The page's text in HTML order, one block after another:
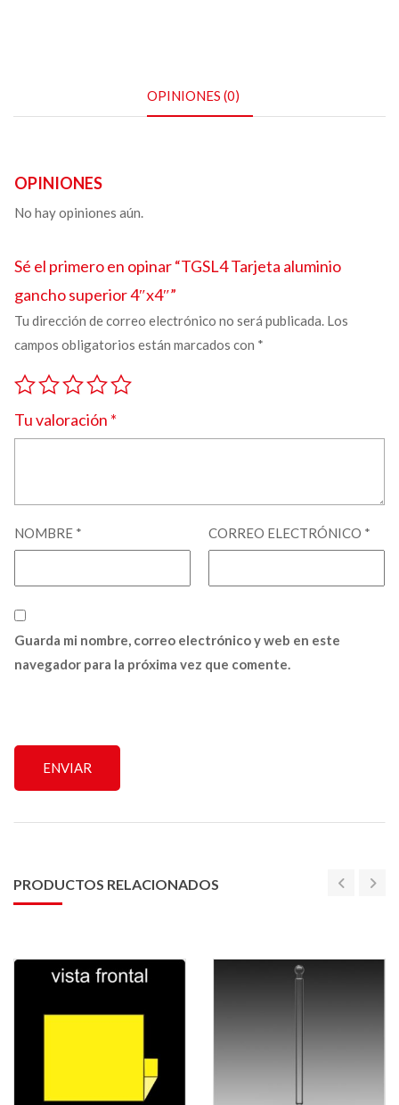
OPINIONES (0)
OPINIONES
No hay opiniones aún.
Sé el primero en opinar “TGSL4Tarjeta aluminio
gancho superior4″x4″”
Tu dirección de correo electrónico no será publicada. Los
campos obligatorios están marcados con *
Tu valoración *
NOMBRE * CORREO ELECTRÓNICO *
Guarda mi nombre, correo electrónico y web en este
navegador para la próxima vez que comente.
PRODUCTOS RELACIONADOS